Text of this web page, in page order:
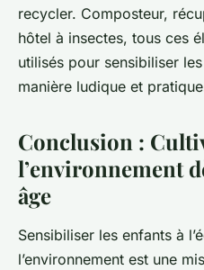
recycler. Composteur,
hôtel à insectes, tous ces
utilisés pour sensibiliser
manière ludique et
Conclusion :
l’environnement
âge
Sensibiliser les enfants à
l’environnement est une